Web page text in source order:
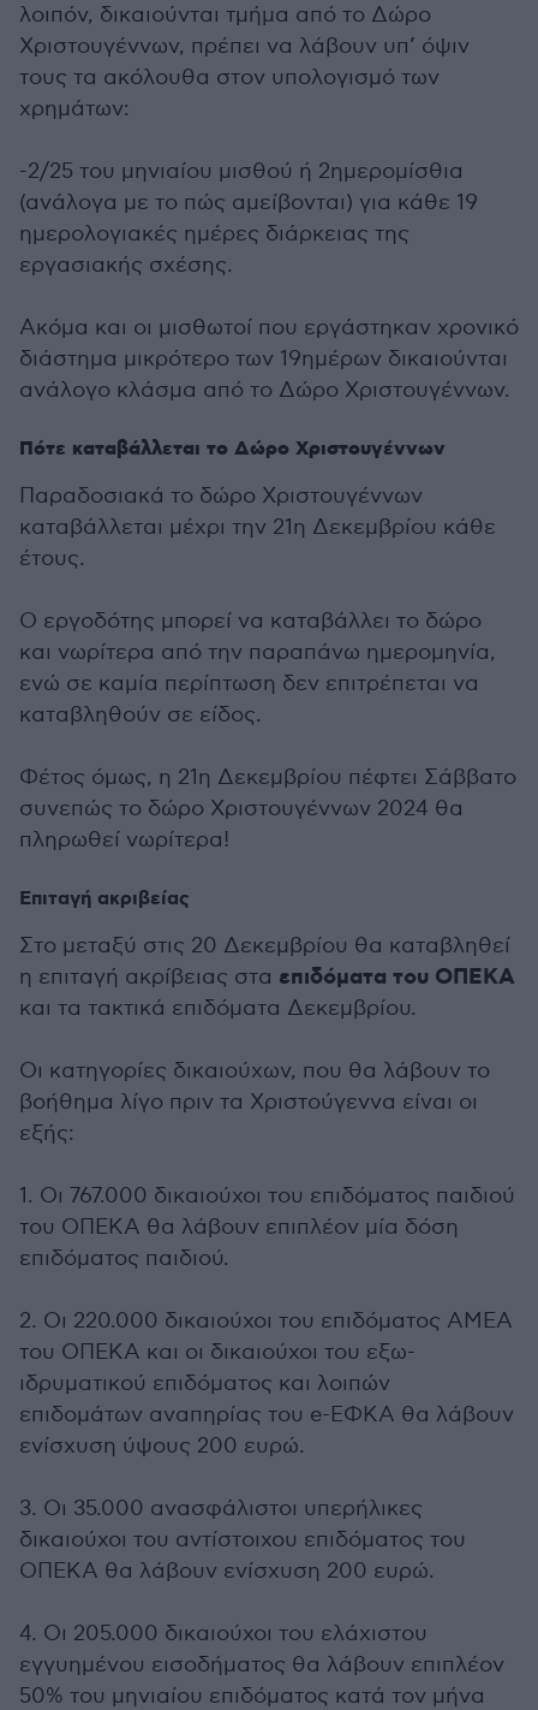
λοιπόν, δικαιούνται τμήμα από το Δώρο
Χριστουγέννων, πρέπει να λάβουν υπ’ όψιν
τους τα ακόλουθα στον υπολογισμό των
χρημάτων:
-2/25 του μηνιαίου μισθού ή 2ημερομίσθια
(ανάλογα με το πώς αμείβονται) για κάθε 19
ημερολογιακές ημέρες διάρκειας της
εργασιακής σχέσης.
Ακόμα και οι μισθωτοί που εργάστηκαν χρονικό
διάστημα μικρότερο των 19ημέρων δικαιούνται
ανάλογο κλάσμα από το Δώρο Χριστουγέννων.
Πότε καταβάλλεται το Δώρο Χριστουγέννων
Παραδοσιακά το δώρο Χριστουγέννων
καταβάλλεται μέχρι την 21η Δεκεμβρίου κάθε
έτους.
Ο εργοδότης μπορεί να καταβάλλει το δώρο
και νωρίτερα από την παραπάνω ημερομηνία,
ενώ σε καμία περίπτωση δεν επιτρέπεται να
καταβληθούν σε είδος.
Φέτος όμως, η 21η Δεκεμβρίου πέφτει Σάββατο
συνεπώς το δώρο Χριστουγέννων 2024 θα
πληρωθεί νωρίτερα!
Επιταγή ακριβείας
Στο μεταξύ στις 20 Δεκεμβρίου θα καταβληθεί
η επιταγή ακρίβειας στα επιδόματα του ΟΠΕΚΑ
και τα τακτικά επιδόματα Δεκεμβρίου.
Οι κατηγορίες δικαιούχων, που θα λάβουν το
βοήθημα λίγο πριν τα Χριστούγεννα είναι οι
εξής:
1. Οι 767.000 δικαιούχοι του επιδόματος παιδιού
του ΟΠΕΚΑ θα λάβουν επιπλέον μία δόση
επιδόματος παιδιού.
2. Οι 220.000 δικαιούχοι του επιδόματος ΑΜΕΑ
του ΟΠΕΚΑ και οι δικαιούχοι του εξω-
ιδρυματικού επιδόματος και λοιπών
επιδομάτων αναπηρίας του e-ΕΦΚΑ θα λάβουν
ενίσχυση ύψους 200 ευρώ.
3. Οι 35.000 ανασφάλιστοι υπερήλικες
δικαιούχοι του αντίστοιχου επιδόματος του
ΟΠΕΚΑ θα λάβουν ενίσχυση 200 ευρώ.
4. Οι 205.000 δικαιούχοι του ελάχιστου
εγγυημένου εισοδήματος θα λάβουν επιπλέον
50% του μηνιαίου επιδόματος κατά τον μήνα